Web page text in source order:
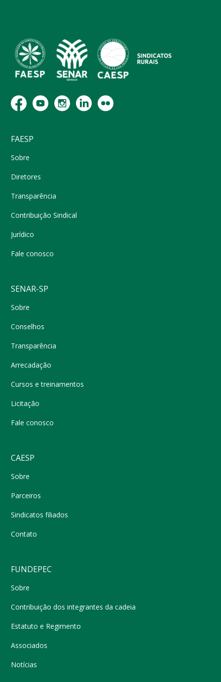
FAESP
Sobre
Diretores
Transparência
Contribuição Sindical
Jurídico
Fale conosco
SENAR-SP
Sobre
Conselhos
Transparência
Arrecadação
Cursos e treinamentos
Licitação
Fale conosco
CAESP
Sobre
Parceiros
Sindicatos filiados
Contato
FUNDEPEC
Sobre
Contribuição dos integrantes da cadeia
Estatuto e Regimento
Associados
Notícias